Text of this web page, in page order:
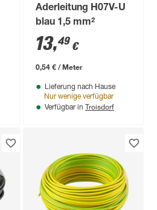
Aderleitung H07V-U
blau 1,5 mm²
13,49 €
0,54 € / Meter
Lieferung nach Hause
Nur wenige verfügbar
Verfügbar in Troisdorf